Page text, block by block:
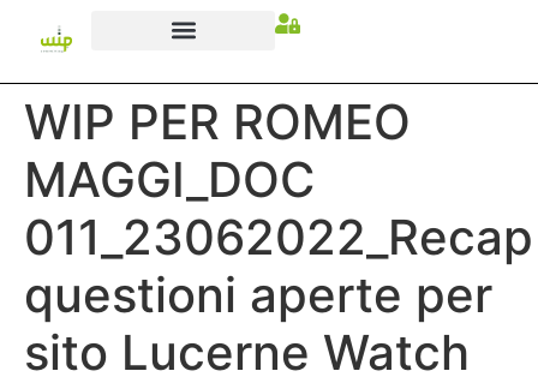
WIP PER ROMEO
MAGGI_DOC
011_23062022_Recap
questioni aperte per
sito Lucerne Watch